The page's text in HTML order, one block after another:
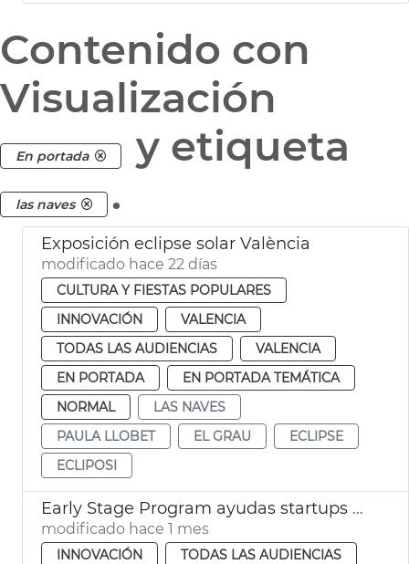
Contenido con
Visualización
En portada y etiqueta
las naves .
Exposición eclipse solar València
modificado hace 22 días
CULTURA Y FIESTAS POPULARES
INNOVACIÓN
VALENCIA
TODAS LAS AUDIENCIAS
VALENCIA
EN PORTADA
EN PORTADA TEMÁTICA
NORMAL
LAS NAVES
PAULA LLOBET
EL GRAU
ECLIPSE
ECLIPOSI
Early Stage Program ayudas startups València
modificado hace 1 mes
INNOVACIÓN
TODAS LAS AUDIENCIAS